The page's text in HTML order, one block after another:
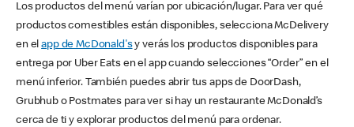
Los productos del menú varían por ubicación/lugar. Para ver qué
productos comestibles están disponibles, selecciona McDelivery
en elapp de McDonald'sy verás los productos disponibles para
entrega por Uber Eats en el app cuando selecciones “Order” en el
menú inferior. También puedes abrir tus apps de DoorDash,
Grubhub o Postmates para ver si hay un restaurante McDonald’s
cerca de ti y explorar productos del menú para ordenar.